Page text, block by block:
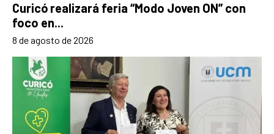
Curicó realizará feria “Modo Joven ON” con
foco en...
8 de agosto de 2026